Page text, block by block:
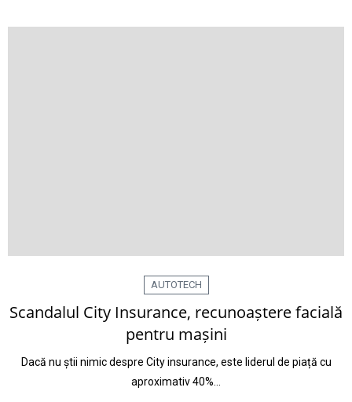
AUTOTECH
Scandalul City Insurance, recunoaștere facială
pentru mașini
Dacă nu știi nimic despre City insurance, este liderul de piață cu
aproximativ 40%…